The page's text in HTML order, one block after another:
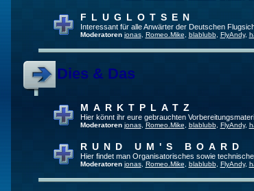
FLUGLOTSEN
Interessant für alle Anwärter der Deutschen
Moderatoren jonas, Romeo.Mike blablubb, FlyAndy,
Dies & Das
MARKTPLATZ
Hier könnt ihr eure gebrauchten
Moderatoren jonas, Romeo.Mike blablubb, FlyAndy,
RUND UM'S BOARD
Hier findet man Organisatorisches sowie
Moderatoren jonas, Romeo.Mike blablubb, FlyAndy,